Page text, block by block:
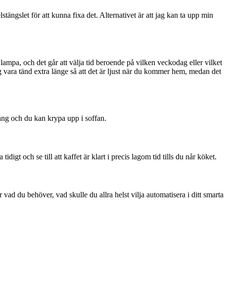
för att kunna fixa det. Alternativet är att jag kan ta upp min
och det går att välja tid beroende på vilken veckodag eller vilket
tänd extra länge så att det är ljust när du kommer hem, medan det
och du kan krypa upp i soffan.
tidigt och se till att kaffet är klart i precis lagom tid tills du når köket.
du behöver, vad skulle du allra helst vilja automatisera i ditt smarta